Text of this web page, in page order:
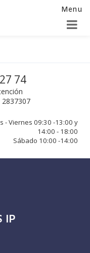
Menu
74
2837307
- Viernes 09:30 -13:00 y
14:00 - 18:00
Sábado 10:00 -14:00
IP